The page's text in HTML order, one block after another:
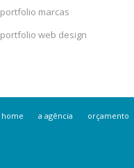
portfolio marcas
portfolio web design
home a agência orçamento